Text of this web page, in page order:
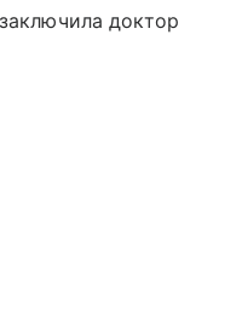
доктор